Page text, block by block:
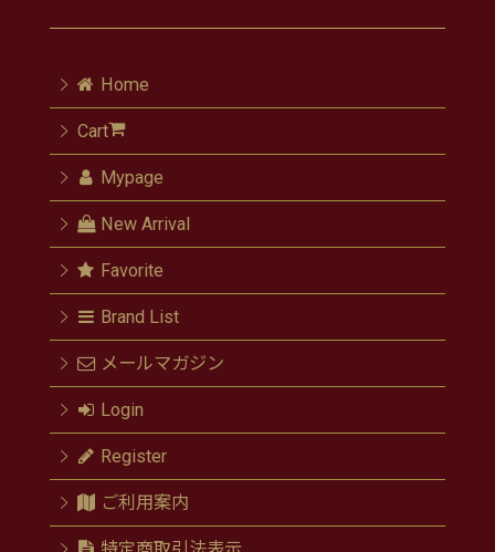
Home
Cart
Mypage
New Arrival
Favorite
Brand List
メールマガジン
Login
Register
ご利用案内